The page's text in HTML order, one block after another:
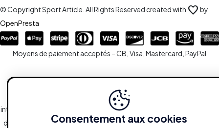
© Copyright Sport Article. All Rights Reserved created with favorite by
OpenPresta
Moyens de paiement acceptés – CB, Visa, Mastercard, PayPal
Le site est la propriété de la S.A.R.L SPORTARTICLE en sa totalité,
ainsi que l'ensemble des droits y afférents. Toute reproduction,
intégrale ou partielle, est systématiquement soumise à l'autorisation
des propriétaires. Toutefois, les liaisons du type hypertextes vers le
Consentement aux cookies